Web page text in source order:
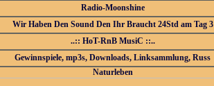
Radio-Moonshine
Wir Haben Den Sound Den Ihr Braucht 24Std am Tag 3
..:: HoT-RnB MusiC ::..
Gewinnspiele, mp3s, Downloads, Linksammlung, Russ
Naturleben